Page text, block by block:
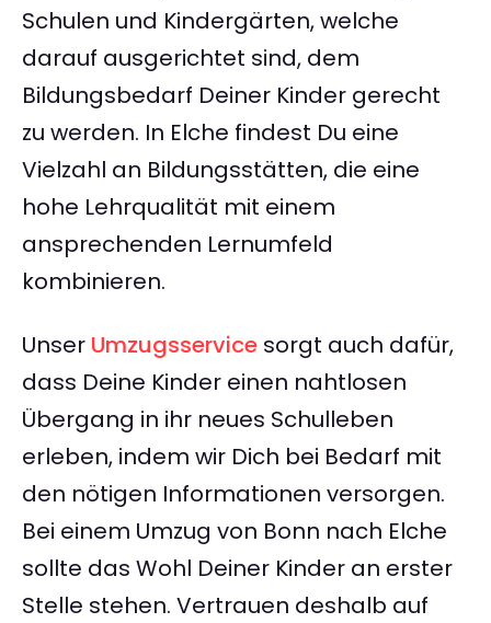
Schulen und Kindergärten, welche
darauf ausgerichtet sind, dem
Bildungsbedarf Deiner Kinder gerecht
zu werden. In Elche findest Du eine
Vielzahl an Bildungsstätten, die eine
hohe Lehrqualität mit einem
ansprechenden Lernumfeld
kombinieren.
Unser Umzugsservice sorgt auch dafür,
dass Deine Kinder einen nahtlosen
Übergang in ihr neues Schulleben
erleben, indem wir Dich bei Bedarf mit
den nötigen Informationen versorgen.
Bei einem Umzug von Bonn nach Elche
sollte das Wohl Deiner Kinder an erster
Stelle stehen. Vertrauen deshalb auf